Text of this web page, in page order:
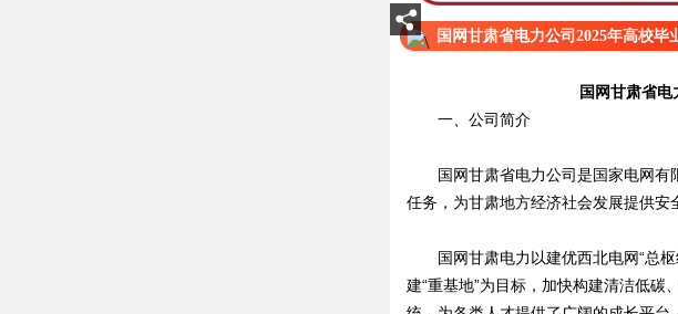
国网甘肃省电力公司2025年高校毕
国网甘肃省
一、公司简介
国网甘肃省电力公司是国家电网有
任务，为甘肃地方经济社会发展提供安
国网甘肃电力以建优西北电网“总枢
建“重基地”为目标，加快构建清洁低